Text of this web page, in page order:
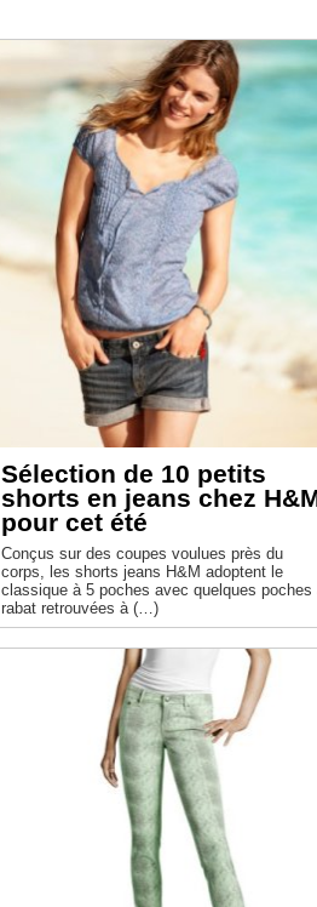
Sélection de 10 petits
shorts en jeans chez
pour cet été
Conçus sur des coupes voulues près du
corps, les shorts jeans H&M adoptent le
classique à 5 poches avec quelques poches
rabat retrouvées à (…)